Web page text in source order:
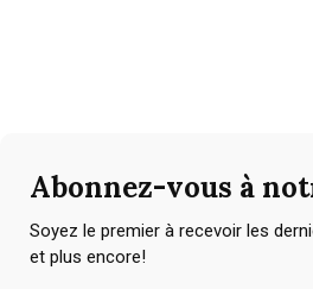
Abonnez-vous à
Soyez le premier à recevoir les
et plus encore!